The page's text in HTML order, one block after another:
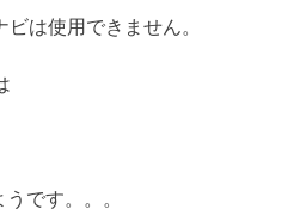
は使用できません。
です。。。